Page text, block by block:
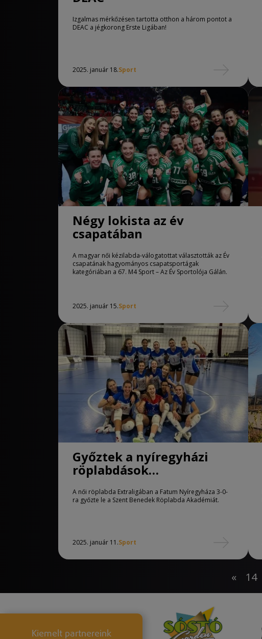
Izgalmas mérkőzésen tartotta otthon a három pontot a
DEAC a jégkorong Erste Ligában!
2025. január 18.Sport
Négy lokista az év
csapatában
A magyar női kézilabda-válogatottat választották az Év
csapatának hagyományos csapatsportágak
kategóriában a 67. M4 Sport – Az Év Sportolója Gálán.
2025. január 15.Sport
Győztek a nyíregyházi
röplabdások
Balatonfüreden!
A női röplabda Extraligában a Fatum Nyíregyháza 3-0-
ra győzte le a Szent Benedek Röplabda Akadémiát.
2025. január 11.Sport
« 14
Kiemelt partnereink